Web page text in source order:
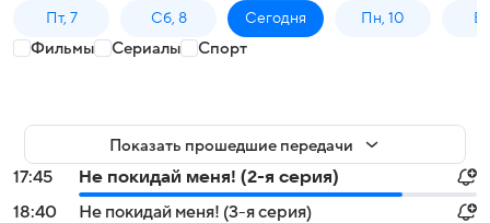
Пт, 7 Сб, 8 Сегодня Пн, 10
Фильмы Сериалы Спорт
Показать прошедшие передачи
17:45
Не покидай меня! (2-я серия)
18:40
Не покидай меня! (3-я серия)